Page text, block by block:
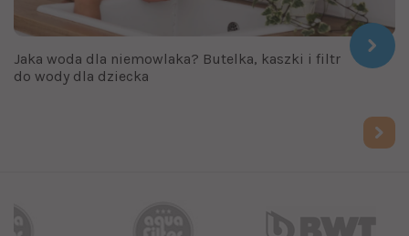
Jaka woda dla niemowlaka? Butelka, kaszki i filtr
do wody dla dziecka